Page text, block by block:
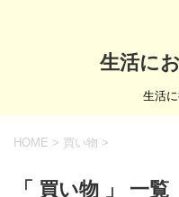
生活に
生活
HOME > 買い物 >
「 買い物 」 一覧